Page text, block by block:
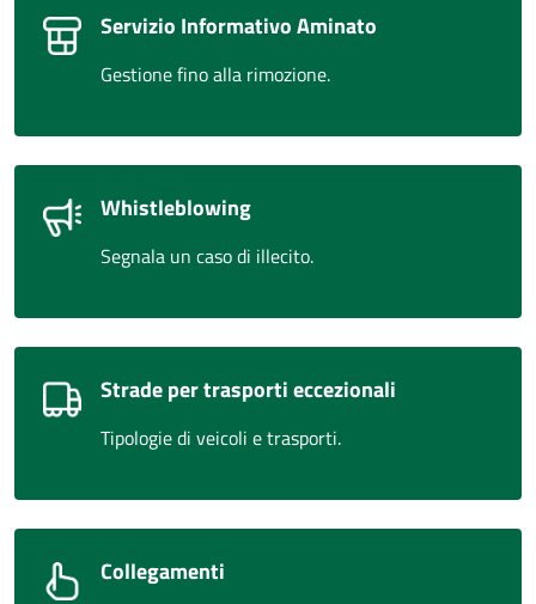
Servizio Informativo Aminato
Gestione fino alla rimozione.
Whistleblowing
Segnala un caso di illecito.
Strade per trasporti eccezionali
Tipologie di veicoli e trasporti.
Collegamenti